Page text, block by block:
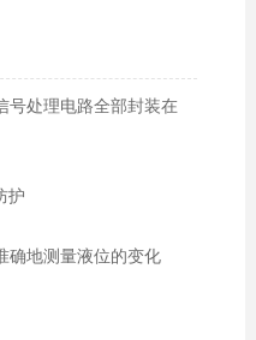
号处理电路全部封装在
护
确地测量液位的变化